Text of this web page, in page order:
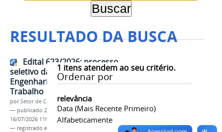
RESULTADO DA BUSCA
1 itens atendem ao seu critério.
Ordenar por
relevância
Data (mais Recente Primeiro)
Alfabeticamente
Edital 623/2026: processo
seletivo da especialização em
Engenharia de Segurança do
Trabalho
porSetor de Comunicação
— publicado 20/05/2026 —última modificação
16/07/2026 11h15
— registrado em:
Processo